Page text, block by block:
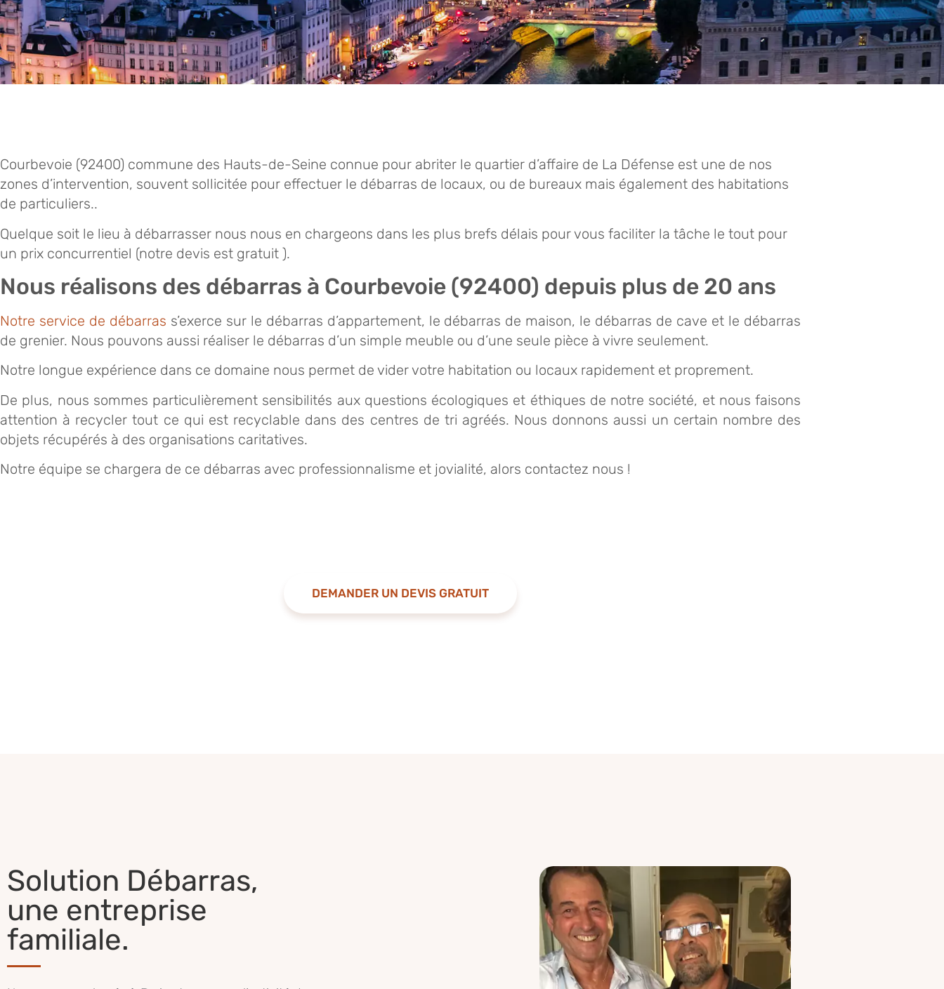
Courbevoie (92400) commune des Hauts-de-Seine connue pour abriter le quartier d’affaire de La Défense est une de nos
zones d’intervention, souvent sollicitée pour effectuer le débarras de locaux, ou de bureaux mais également des habitations
de particuliers..
Quelque soit le lieu à débarrasser nous nous en chargeons dans les plus brefs délais pour vous faciliter la tâche le tout pour
un prix concurrentiel (notre devis est gratuit ).
Nous réalisons des débarras à Courbevoie (92400) depuis plus de 20 ans
Notre service de débarras s’exerce sur le débarras d’appartement, le débarras de maison, le débarras de cave et le débarras
de grenier. Nous pouvons aussi réaliser le débarras d’un simple meuble ou d’une seule pièce à vivre seulement.
Notre longue expérience dans ce domaine nous permet de vider votre habitation ou locaux rapidement et proprement.
De plus, nous sommes particulièrement sensibilités aux questions écologiques et éthiques de notre société, et nous faisons
attention à recycler tout ce qui est recyclable dans des centres de tri agréés. Nous donnons aussi un certain nombre des
objets récupérés à des organisations caritatives.
Notre équipe se chargera de ce débarras avec professionnalisme et jovialité, alors contactez nous !
DEMANDER UN DEVIS GRATUIT
Solution Débarras,
une entreprise
familiale.